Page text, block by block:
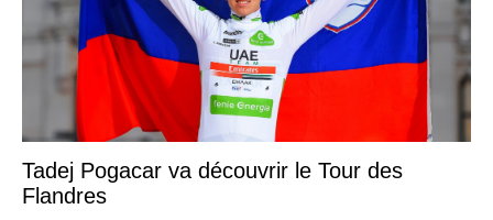
Tadej Pogacar va découvrir le Tour des
Flandres